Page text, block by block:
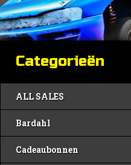
Categorieën
ALL SALES
Bardahl
Cadeaubonnen